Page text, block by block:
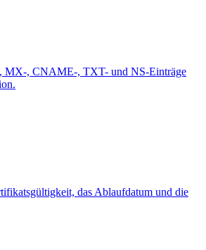
MX-, CNAME-, TXT- und NS-Einträge
das Ablaufdatum und die